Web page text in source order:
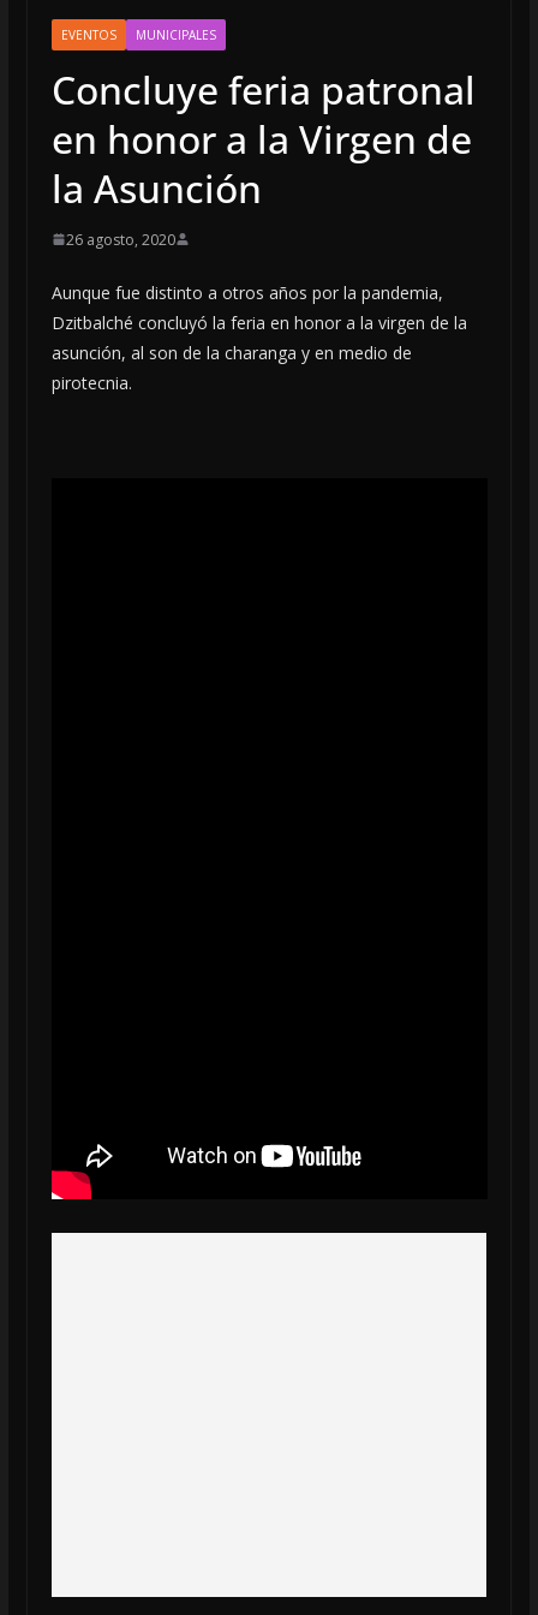
EVENTOS MUNICIPALES
Concluye feria patronal
en honor a la Virgen de
la Asunción
26 agosto, 2020
Aunque fue distinto a otros años por la pandemia,
Dzitbalché concluyó la feria en honor a la virgen de la
asunción, al son de la charanga y en medio de
pirotecnia.